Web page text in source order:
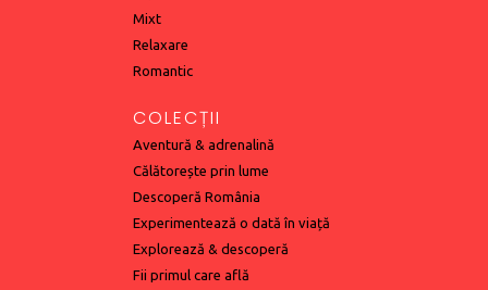
Mixt
Relaxare
Romantic
COLECȚII
Aventură & adrenalină
Călătorește prin lume
Descoperă România
Experimentează o dată în viață
Explorează & descoperă
Fii primul care află